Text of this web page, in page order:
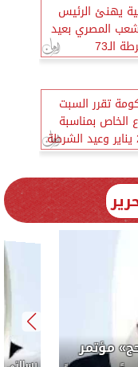
يهنئ الرئيس
المصري بعيد
الـ73
تقرر السبت
الخاص بمناسبة
مؤتمر